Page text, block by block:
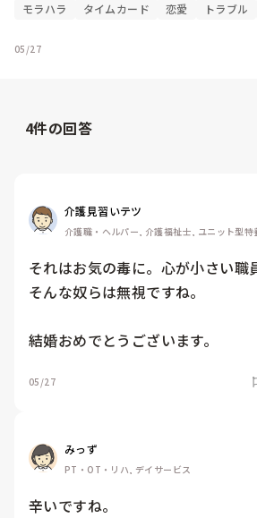
モラハラ タイムカード 恋愛 トラブル
05/27
4件の回答
介護見習いテツ
介護職・ヘルパー, 介護福祉士, ユニット型特
それはお気の毒に。心が小さい職
そんな奴らは無視ですね。
結婚おめでとうございます。
05/27
みっず
PT・OT・リハ, デイサービス
辛いですね。